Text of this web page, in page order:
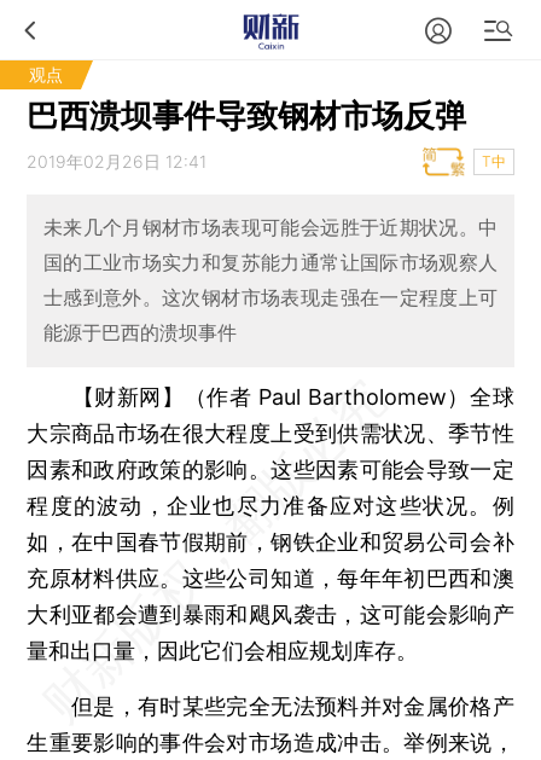
观点
巴西溃坝事件导致钢材市场反弹
2019年02月26日 12:41 T中
未来几个月钢材市场表现可能会远胜于近期状况。中
国的工业市场实力和复苏能力通常让国际市场观察人
士感到意外。这次钢材市场表现走强在一定程度上可
能源于巴西的溃坝事件
【财新网】（作者 Paul Bartholomew） 全球
大宗商品市场在很大程度上受到供需状况、季节性
因素和政府政策的影响。这些因素可能会导致一定
程度的波动，企业也尽力准备应对这些状况。例
如，在中国春节假期前，钢铁企业和贸易公司会补
充原材料供应。这些公司知道，每年年初巴西和澳
大利亚都会遭到暴雨和飓风袭击，这可能会影响产
量和出口量，因此它们会相应规划库存。
但是，有时某些完全无法预料并对金属价格产
生重要影响的事件会对市场造成冲击。举例来说，